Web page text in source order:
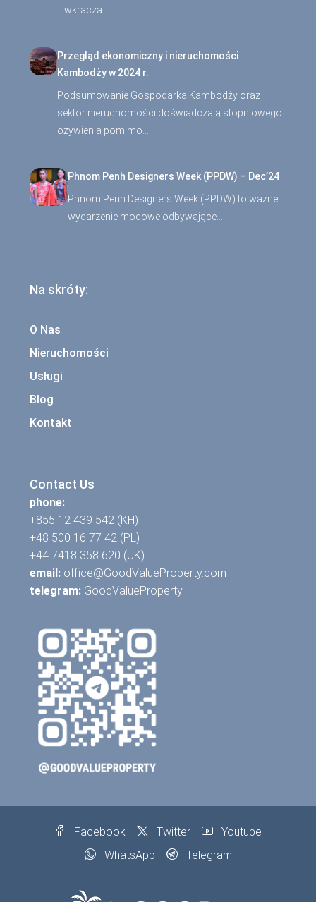
wkracza…
Przegląd ekonomiczny i nieruchomości
Kambodży w 2024 r.
Podsumowanie Gospodarka Kambodży oraz
sektor nieruchomości doświadczają stopniowego
ożywienia pomimo…
Phnom Penh Designers Week (PPDW) – Dec’24
Phnom Penh Designers Week (PPDW) to ważne
wydarzenie modowe odbywające…
Na skróty:
O Nas
Nieruchomości
Usługi
Blog
Kontakt
Contact Us
phone:
+855 12 439 542 (KH)
+48 500 16 77 42 (PL)
+44 7418 358 620 (UK)
email: office@GoodValueProperty.com
telegram: GoodValueProperty
Facebook Twitter
Youtube
WhatsApp
Telegram